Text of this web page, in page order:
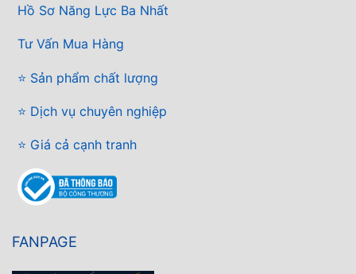
Hồ Sơ Năng Lực Ba Nhất
Tư Vấn Mua Hàng
⭐ Sản phẩm chất lượng
⭐ Dịch vụ chuyên nghiệp
⭐ Giá cả cạnh tranh
FANPAGE